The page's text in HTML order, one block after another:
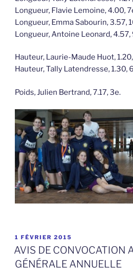
Longueur, Flavie Lemoine, 4.00,
Longueur, Emma Sabourin, 3.57,
Longueur, Antoine Leonard, 4.57,
Hauteur, Laurie-Maude Huot,
Hauteur, Tally Latendresse, 1.30,
Poids, Julien Bertrand, 7.17, 3e.
PUBLIÉ
LE
1 FÉVRIER 2015
AVIS DE CONVOCATION
GÉNÉRALE ANNUELLE